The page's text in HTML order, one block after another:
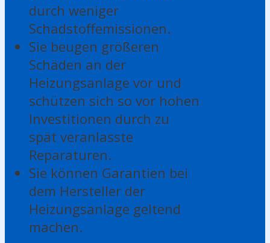
durch weniger
Schadstoffemissionen.
Sie beugen größeren
Schäden an der
Heizungsanlage vor und
schützen sich so vor hohen
Investitionen durch zu
spät veranlasste
Reparaturen.
Sie können Garantien bei
dem Hersteller der
Heizungsanlage geltend
machen.